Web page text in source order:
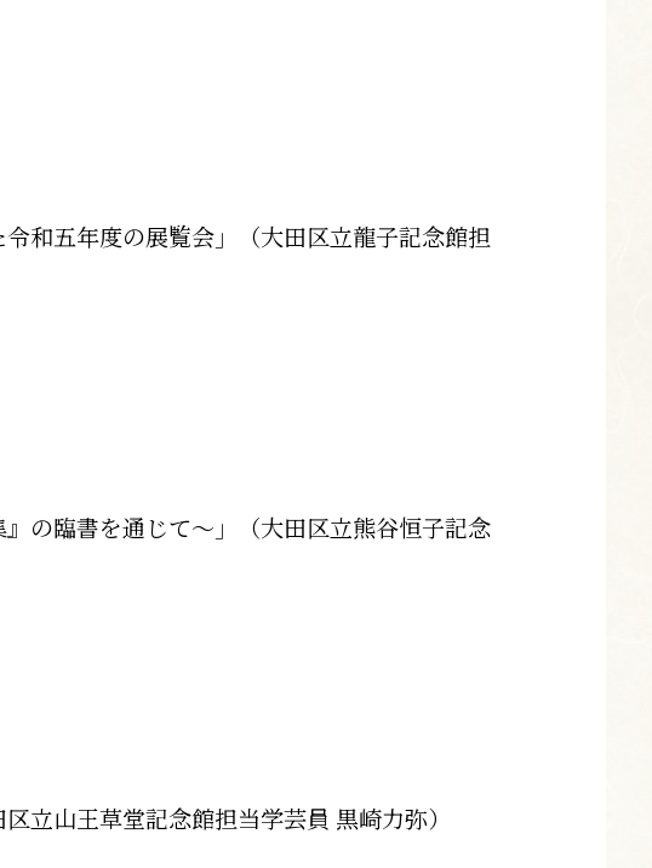
和五年度の展覧会」（大田区立龍子記念館担
の臨書を通じて～」（大田区立熊谷恒子記念
立山王草堂記念館担当学芸員 黒崎力弥）